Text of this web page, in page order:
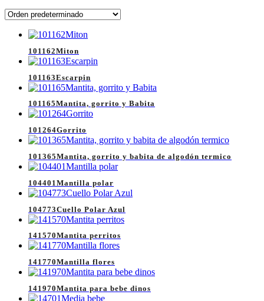
101162Miton
101163Escarpin
101165Mantita, gorrito y Babita
101264Gorrito
101365Mantita, gorrito y babita de algodón termico
104401Mantilla polar
104773Cuello Polar Azul
141570Mantita perritos
141770Mantilla flores
141970Mantita para bebe dinos